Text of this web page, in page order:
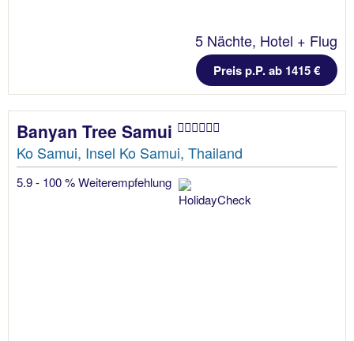
5 Nächte, Hotel + Flug
Preis p.P. ab 1415 €
Banyan Tree Samui
Ko Samui, Insel Ko Samui, Thailand
5.9 - 100 % Weiterempfehlung